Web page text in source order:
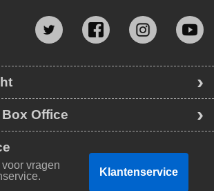
Office
vragen
Klantenservice